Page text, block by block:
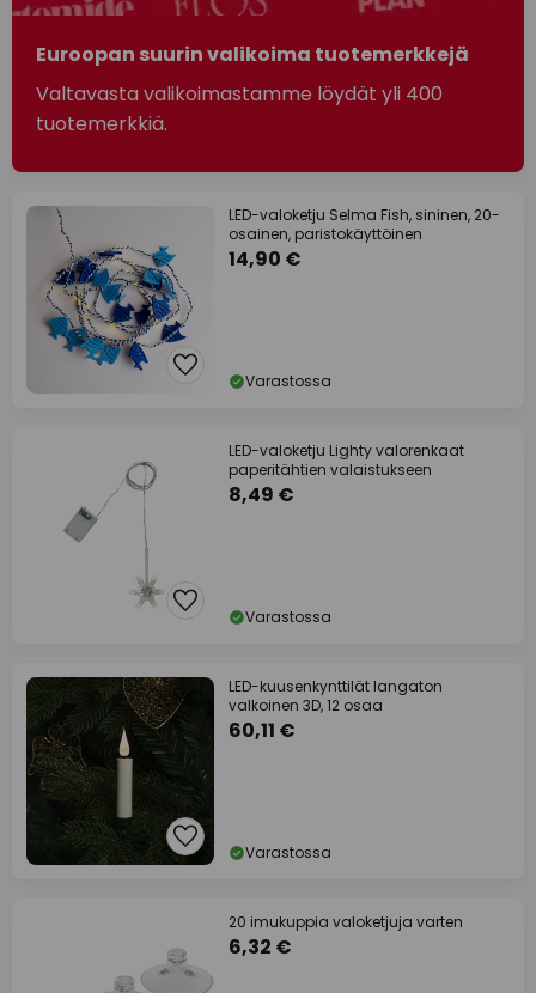
Euroopan suurin valikoima tuotemerkkejä
Valtavasta valikoimastamme löydät yli 400
tuotemerkkiä.
LED-valoketju Selma Fish, sininen, 20-
osainen, paristokäyttöinen
14,90 €
Varastossa
LED-valoketju Lighty valorenkaat
paperitähtien valaistukseen
8,49 €
Varastossa
LED-kuusenkynttilät langaton
valkoinen 3D, 12 osaa
60,11 €
Varastossa
20 imukuppia valoketjuja varten
6,32 €